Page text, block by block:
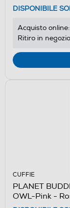
DISPONIBILE
Acquisto online:
Ritiro in
CUFFIE
PLANET
OWL-Pink -